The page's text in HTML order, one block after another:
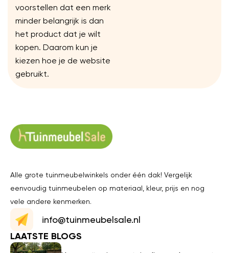
voorstellen dat een merk
minder belangrijk is dan
het product dat je wilt
kopen. Daarom kun je
kiezen hoe je de website
gebruikt.
Alle grote tuinmeubelwinkels onder één dak! Vergelijk
eenvoudig tuinmeubelen op materiaal, kleur, prijs en nog
vele andere kenmerken.
info@tuinmeubelsale.nl
LAATSTE BLOGS